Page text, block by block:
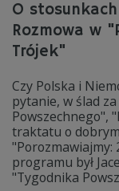
O
Rozmowa w
Trójek"
Czy Polska i
pytanie, w ślad
Powszechnego",
traktatu o
"Porozmawiajmy:
programu był
"Tygodnika